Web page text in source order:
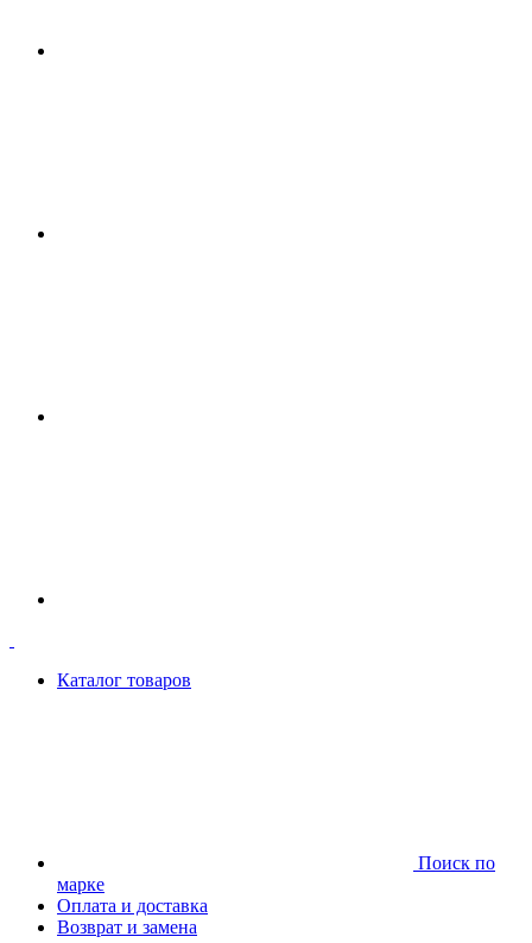
Каталог товаров
Поиск по
марке
Оплата и доставка
Возврат и замена